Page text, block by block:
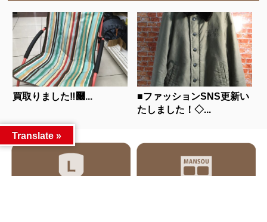
買取りました‼࿠...
■ファッションSNS更新い
たしました！◇...
Translate »